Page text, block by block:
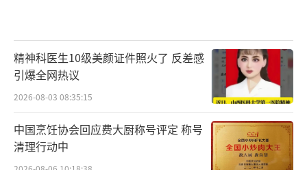
精神科医生10级美颜证件照火了 反差感
引爆全网热议
2026-08-03 08:35:15
中国烹饪协会回应费大厨称号评定 称号
清理行动中